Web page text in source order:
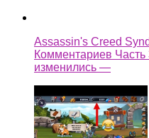
Assassin's Creed
Комментариев
изменились —